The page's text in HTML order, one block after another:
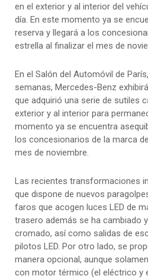
en el exterior y al interior del
día. En este momento ya se
reserva y llegará a los
estrella al finalizar el mes de
En el Salón del Automóvil de
semanas, Mercedes-Benz
que adquirió una serie de sutiles
exterior y al interior para
momento ya se encuentra
los concesionarios de la marca
mes de noviembre.
Las recientes transformaciones
que dispone de nuevos
faros que acogen luces LED de
trasero además se ha cambiado
cromado, así como salidas de
pilotos LED. Por otro lado, se
manera opcional, aunque
con motor térmico (el eléctrico y